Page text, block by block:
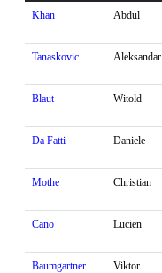
Khan Abdul
Tanaskovic Aleksandar
Blaut Witold
Da Fatti Daniele
Mothe Christian
Cano Lucien
Baumgartner Viktor